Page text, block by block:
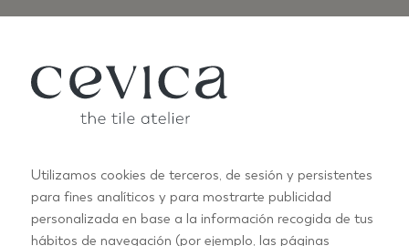
Utilizamos cookies de terceros, de sesión y persistentes
para fines analíticos y para mostrarte publicidad
personalizada en base a la información recogida de tus
hábitos de navegación (por ejemplo, las páginas